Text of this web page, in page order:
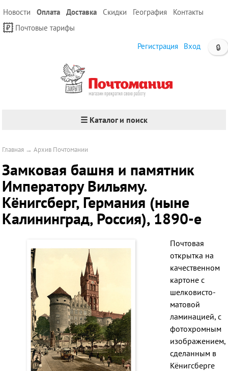
Новости Оплата Доставка Скидки География
Контакты
Почтовые тарифы
🔒
Регистрация Вход
☰ Каталог и поиск
Главная →Архив Почтомании
Замковая башня и памятник
Императору Вильяму.
Кёнигсберг, Германия (ныне
Калининград, Россия), 1890-е
Почтовая
открытка на
качественном
картоне с
шелковисто-
матовой
ламинацией, с
фотохромным
изображением,
сделанным в
Кёнигсберге